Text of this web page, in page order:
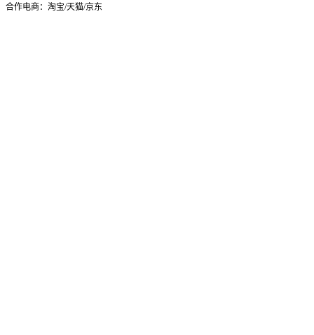
合作电商：淘宝/天猫/京东